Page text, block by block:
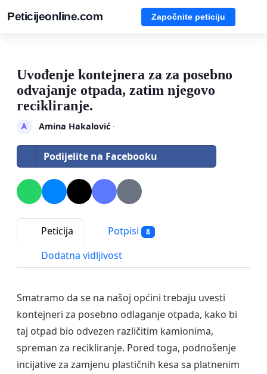
Peticijeonline.com Započnite peticiju
Uvođenje kontejnera za za posebno
odvajanje otpada, zatim njegovo
recikliranje.
A Amina Hakalović·
Podijelite na Facebooku
Peticija Potpisi 8
Dodatna vidljivost
Smatramo da se na našoj općini trebaju uvesti
kontejneri za posebno odlaganje otpada, kako bi
taj otpad bio odvezen različitim kamionima,
spreman za recikliranje. Pored toga, podnošenje
incijative za zamjenu plastičnih kesa sa platnenim